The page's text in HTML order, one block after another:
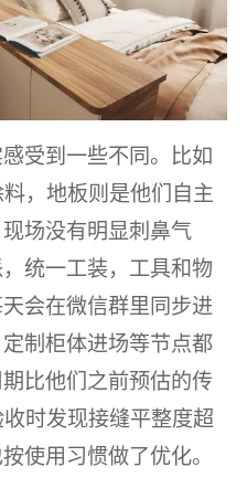
受到一些不同。比如
，地板则是他们自主
场没有明显刺鼻气
统一工装，工具和物
会在微信群里同步进
制柜体进场等节点都
比他们之前预估的传
时发现接缝平整度超
使用习惯做了优化。